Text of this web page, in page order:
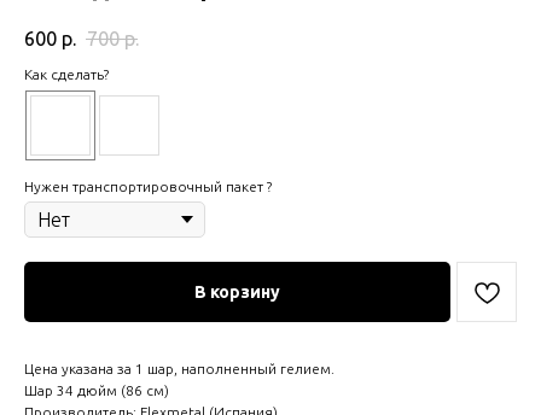
600 р. 700 р.
Как сделать?
Нужен транспортировочный пакет ?
В корзину
Цена указана за 1 шар, наполненный гелием.
Шар 34 дюйм (86 см)